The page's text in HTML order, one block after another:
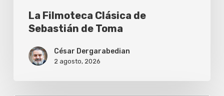
La Filmoteca Clásica de
Sebastián de Toma
César Dergarabedian
2 agosto, 2026